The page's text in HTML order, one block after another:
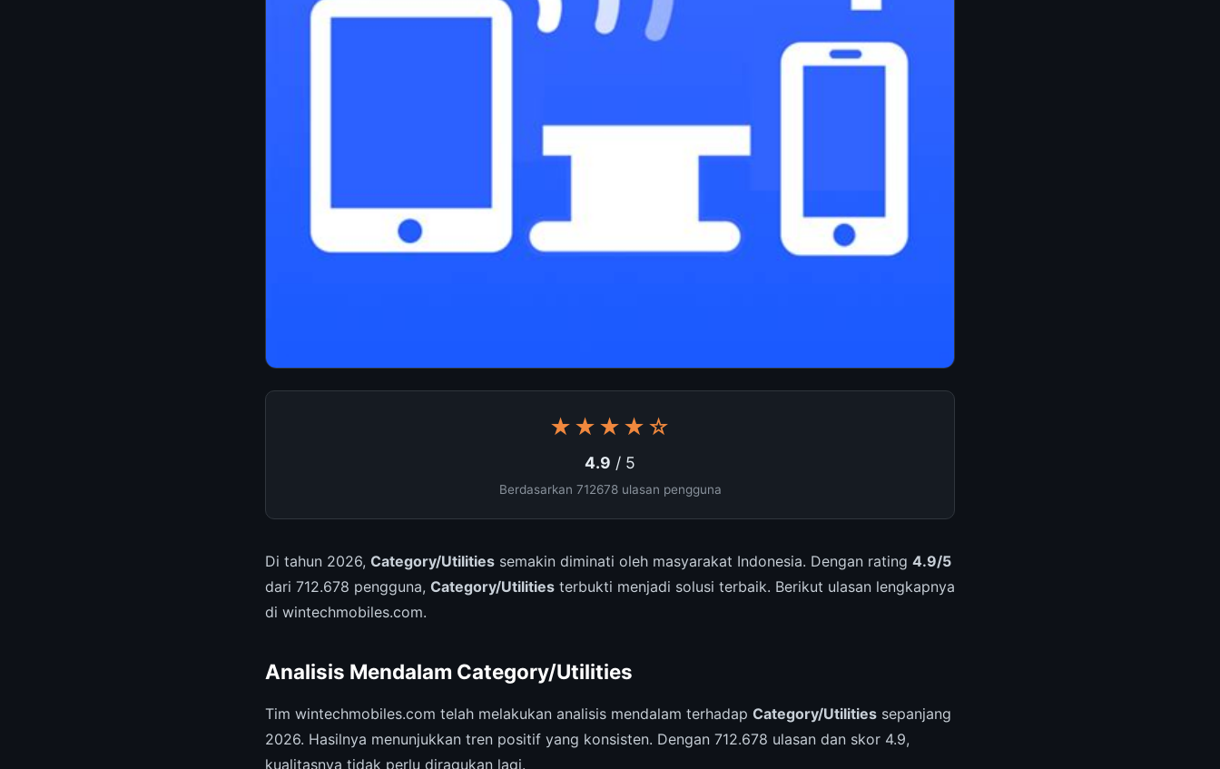
★★★★☆
4.9 / 5
Berdasarkan 712678 ulasan pengguna
Di tahun 2026, Category/Utilities semakin diminati oleh masyarakat Indonesia. Dengan rating 4.9/5
dari 712.678 pengguna, Category/Utilities terbukti menjadi solusi terbaik. Berikut ulasan lengkapnya
di wintechmobiles.com.
Analisis Mendalam Category/Utilities
Tim wintechmobiles.com telah melakukan analisis mendalam terhadap Category/Utilities sepanjang
2026. Hasilnya menunjukkan tren positif yang konsisten. Dengan 712.678 ulasan dan skor 4.9,
kualitasnya tidak perlu diragukan lagi.